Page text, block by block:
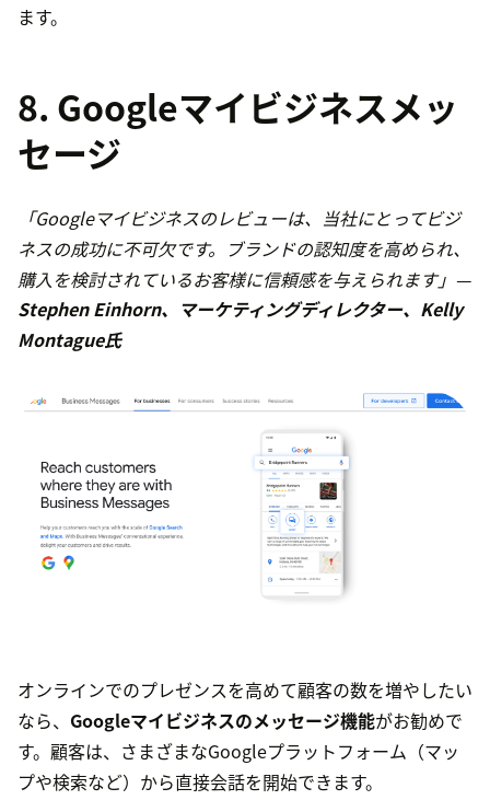
ます。
8. Googleマイビジネスメッ
セージ
「Googleマイビジネスのレビューは、当社にとってビジ
ネスの成功に不可欠です。ブランドの認知度を高められ、
購入を検討されているお客様に信頼感を与えられます」—
Stephen Einhorn、マーケティングディレクター、Kelly
Montague氏
オンラインでのプレゼンスを高めて顧客の数を増やしたい
なら、 Googleマイビジネスのメッセージ機能がお勧めで
す。顧客は、さまざまなGoogleプラットフォーム（マッ
プや検索など）から直接会話を開始できます。